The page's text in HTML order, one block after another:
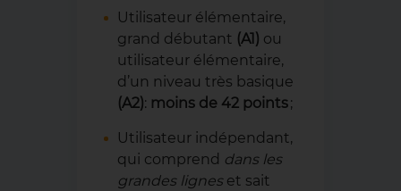
Utilisateur élémentaire,
grand débutant (A1) ou
utilisateur élémentaire,
d’un niveau très basique
(A2): moins de 42 points;
Utilisateur indépendant,
qui comprend dans les
grandes lignes et sait